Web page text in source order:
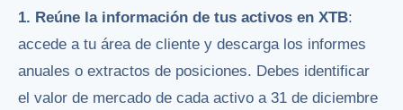
1. Reúne la información de tus activos en XTB:
accede a tu área de cliente y descarga los informes
anuales o extractos de posiciones. Debes identificar
el valor de mercado de cada activo a 31 de diciembre